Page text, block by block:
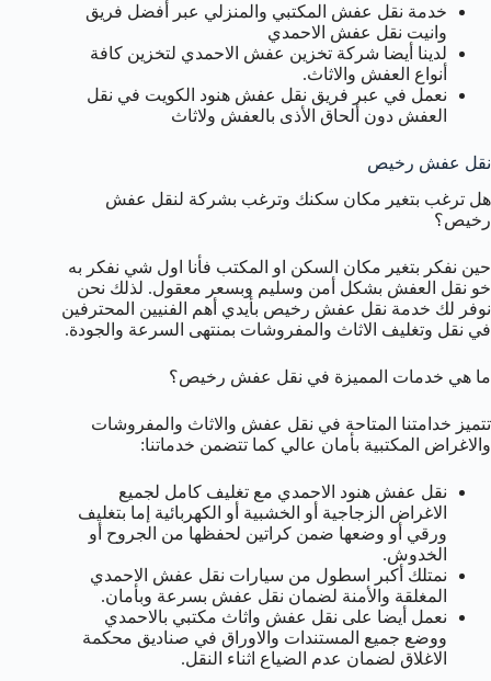
خدمة نقل عفش المكتبي والمنزلي عبر أفضل فريق
وانيت نقل عفش الاحمدي
لدينا أيضا شركة تخزين عفش الاحمدي لتخزين كافة
أنواع العفش والاثاث.
نعمل في عبر فريق نقل عفش هنود الكويت في نقل
العفش دون ألحاق الأذى بالعفش ولاثاث
نقل عفش رخيص
هل ترغب بتغير مكان سكنك وترغب بشركة لنقل عفش
رخيص؟
حين نفكر بتغير مكان السكن او المكتب فأنا اول شي نفكر به
خو نقل العفش بشكل أمن وسليم وبسعر معقول. لذلك نحن
نوفر لك خدمة نقل عفش رخيص بأيدي أهم الفنيين المحترفين
في نقل وتغليف الاثاث والمفروشات بمنتهى السرعة والجودة.
ما هي خدمات المميزة في نقل عفش رخيص؟
تتميز خدامتنا المتاحة في نقل عفش والاثاث والمفروشات
والاغراض المكتبية بأمان عالي كما تتضمن خدماتنا:
نقل عفش هنود الاحمدي مع تغليف كامل لجميع
الاغراض الزجاجية أو الخشبية أو الكهربائية إما بتغليف
ورقي أو وضعها ضمن كراتين لحفظها من الجروح أو
الخدوش.
نمتلك أكبر اسطول من سيارات نقل عفش الاحمدي
المغلقة والأمنة لضمان نقل عفش بسرعة وبأمان.
نعمل أيضا على نقل عفش واثاث مكتبي بالاحمدي
ووضع جميع المستندات والاوراق في صناديق محكمة
الاغلاق لضمان عدم الضياع اثناء النقل.